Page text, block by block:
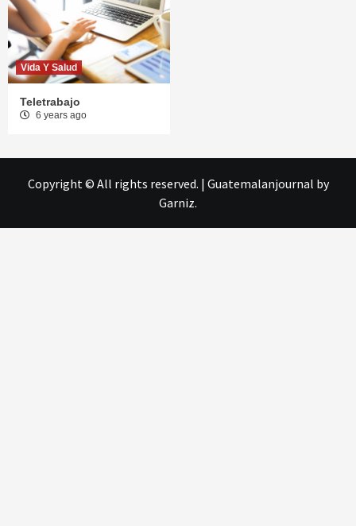
Vida Y Salud
Teletrabajo
6 years ago
Copyright © All rights reserved. | Guatemalanjournal by
Garniz.